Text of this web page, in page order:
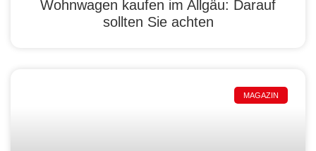
Wohnwagen kaufen im Allgäu: Darauf
sollten Sie achten
MAGAZIN